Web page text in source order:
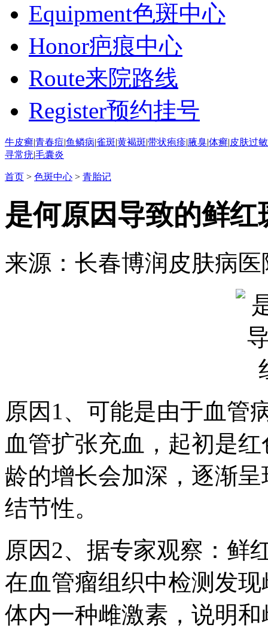
Equipment色斑中心
Honor疤痕中心
Route来院路线
Register预约挂号
牛皮癣|青春痘|鱼鳞病|雀斑|黄褐斑|带状疱疹|腋臭|体癣|皮肤过敏
寻常疣|毛囊炎
首页 > 色斑中心 > 青胎记
是何原因导致的鲜红
来源：长春博润皮肤病医
原因1、可能是由于血管
血管扩张充血，起初是
龄的增长会加深，逐渐
结节性。
原因2、据专家观察：鲜
在血管瘤组织中检测发
体内一种雌激素，说明